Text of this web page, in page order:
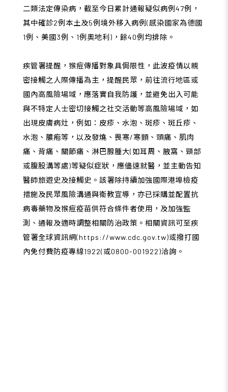
二類法定傳染病，截至今日累計通報疑似病例47例，
其中確診2例本土及5例境外移入病例(感染國家為德國
1例、美國3例、1例奧地利)，餘40例均排除。
疾管署提醒，猴痘傳播對象具侷限性，此波疫情以親
密接觸之人際傳播為主，提醒民眾，前往流行地區或
國內高風險場域，應落實自我防護，並避免出入可能
與不特定人士密切接觸之社交活動等高風險場域，如
出現皮膚病灶，例如：皮疹、水泡、斑疹、斑丘疹、
水泡、膿疱等，以及發燒、畏寒/寒顫、頭痛、肌肉
痛、背痛、關節痛、淋巴腺腫大(如耳周、腋窩、頸部
或腹股溝等處)等疑似症狀，應儘速就醫，並主動告知
醫師旅遊史及接觸史。該署除持續加強國際港埠檢疫
措施及民眾風險溝通與衛教宣導，亦已採購並配置抗
病毒藥物及猴痘疫苗供符合條件者使用，及加強監
測、通報及適時調整相關防治政策。相關資訊可至疾
管署全球資訊網(https://www.cdc.gov.tw)或撥打國
內免付費防疫專線1922(或0800-001922)洽詢。